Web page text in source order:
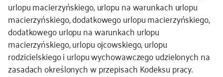
urlopu macierzyńskiego, urlopu na warunkach urlopu
macierzyńskiego, dodatkowego urlopu macierzyńskiego,
dodatkowego urlopu na warunkach urlopu
macierzyńskiego, urlopu ojcowskiego, urlopu
rodzicielskiego i urlopu wychowawczego udzielonych na
zasadach określonych w przepisach Kodeksu pracy.